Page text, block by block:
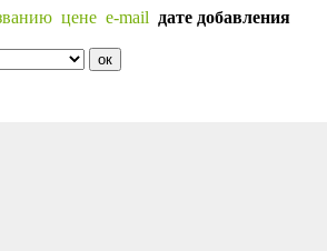
цене e-mail дате добавления